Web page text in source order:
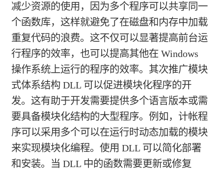
减少资源的使用，因为多个程序可以共享同一
个函数库，这样就避免了在磁盘和内存中加载
重复代码的浪费。这不仅可以显著提高前台运
行程序的效率，也可以提高其他在 Windows
操作系统上运行的程序的效率。其次推广模块
式体系结构 DLL 可以促进模块化程序的开
发。这有助于开发需要提供多个语言版本或需
要具备模块化结构的大型程序。例如，计帐程
序可以采用多个可以在运行时动态加载的模块
来实现模块化编程。使用 DLL 可以简化部署
和安装。当 DLL 中的函数需要更新或修复